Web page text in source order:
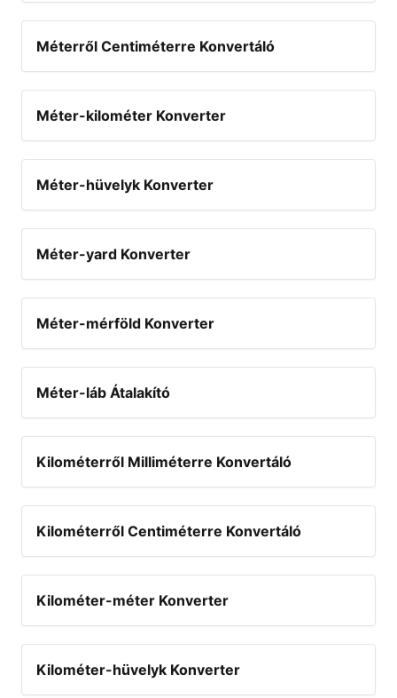
Méterről Centiméterre Konvertáló
Méter-kilométer Konverter
Méter-hüvelyk Konverter
Méter-yard Konverter
Méter-mérföld Konverter
Méter-láb Átalakító
Kilométerről Milliméterre Konvertáló
Kilométerről Centiméterre Konvertáló
Kilométer-méter Konverter
Kilométer-hüvelyk Konverter